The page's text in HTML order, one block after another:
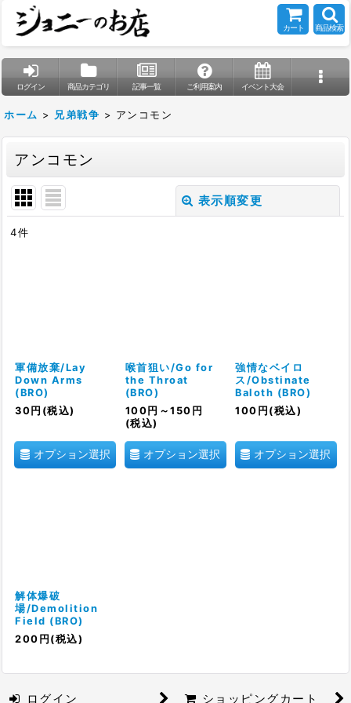
カート 商品検索
ログイン 商品カテゴリ 記事一覧 ご利用案内 イベント大会
ホーム > 兄弟戦争 > アンコモン
アンコモン
表示順変更
絞り込む
4件
軍備放棄/Lay
Down Arms
(BRO)
30 円 (税込)
オプション選択
喉首狙い/Go for
the Throat
(BRO)
100 円 ～150 円
(税込)
オプション選択
強情なベイロ
ス/Obstinate
Baloth (BRO)
100 円 (税込)
オプション選択
解体爆破
場/Demolition
Field (BRO)
200 円 (税込)
ログイン ショッピングカート